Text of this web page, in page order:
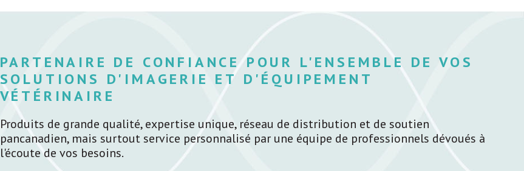
PARTENAIRE DE CONFIANCE POUR L'ENSEMBLE DE VOS
SOLUTIONS D'IMAGERIE ET D'ÉQUIPEMENT
VÉTÉRINAIRE
Produits de grande qualité, expertise unique, réseau de distribution et de soutien
pancanadien, mais surtout service personnalisé par une équipe de professionnels dévoués à
l'écoute de vos besoins.